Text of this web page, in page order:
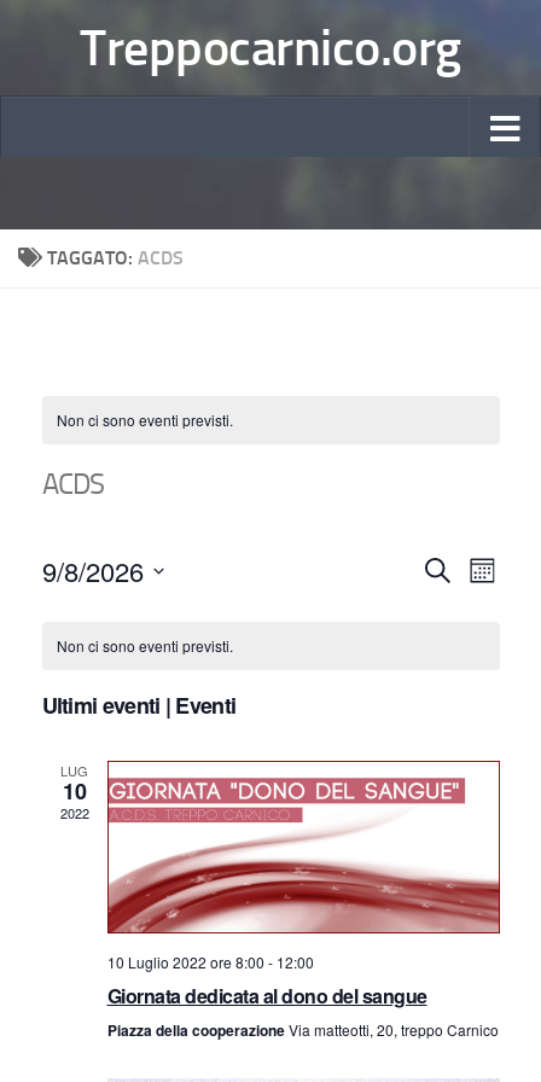
Treppocarnico.org
TAGGATO: ACDS
Non ci sono eventi previsti.
ACDS
E
t
R
i
c
Cerca
E
i
s
Mese
9/8/2026
C
a
Non ci sono eventi previsti.
Ultimi eventi | Eventi
LUG
10
2022
10 Luglio 2022 ore 8:00 - 12:00
Giornata dedicata al dono del sangue
Piazza della cooperazioneVia matteotti, 20, treppo Carnico